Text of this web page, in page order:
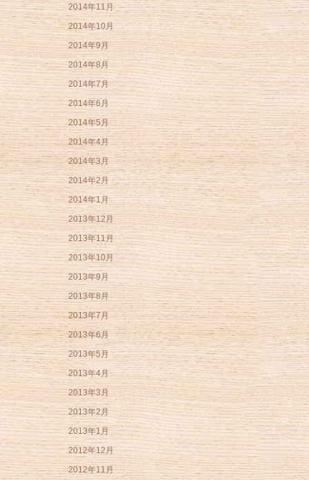
2014年11月
2014年10月
2014年9月
2014年8月
2014年7月
2014年6月
2014年5月
2014年4月
2014年3月
2014年2月
2014年1月
2013年12月
2013年11月
2013年10月
2013年9月
2013年8月
2013年7月
2013年6月
2013年5月
2013年4月
2013年3月
2013年2月
2013年1月
2012年12月
2012年11月